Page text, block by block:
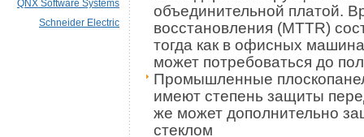
QNX Software Systems
Schneider Electric
объединительной платой.
восстановления (MTTR)
тогда как в офисных
может потребоваться до
Промышленные
имеют степень защиты
же может дополнительно
стеклом